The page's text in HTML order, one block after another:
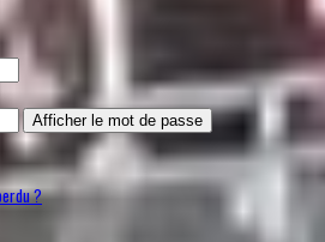
Afficher le mot de passe
?